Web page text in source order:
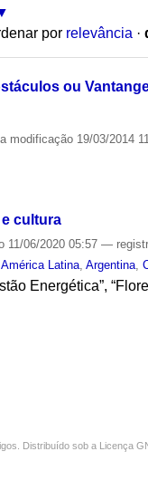
por relevância ·
ou
modificação 19/03/2014
cultura
11/06/2020 05:57—
,América Latina ,Argentina ,
Energética”,
Distribuído sob a Licença